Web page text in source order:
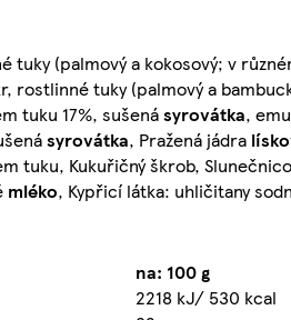
tuky (palmový a kokosový; v
rostlinné tuky (palmový a
tuku 17%, sušenásyrovátka,
syrovátka, Pražená jádra
tuku, Kukuřičný škrob,
mléko, Kypřicí látka: uhličitany
na: 100 g
2218 kJ/ 530 kcal